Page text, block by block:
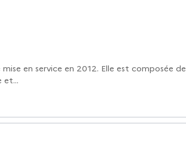
en service en 2012. Elle est composée
et...